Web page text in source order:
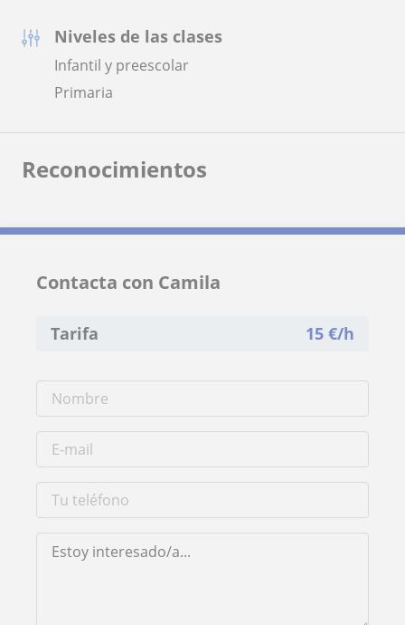
Niveles de las clases
Infantil y preescolar
Primaria
Reconocimientos
Contacta con Camila
Tarifa 15 €/h